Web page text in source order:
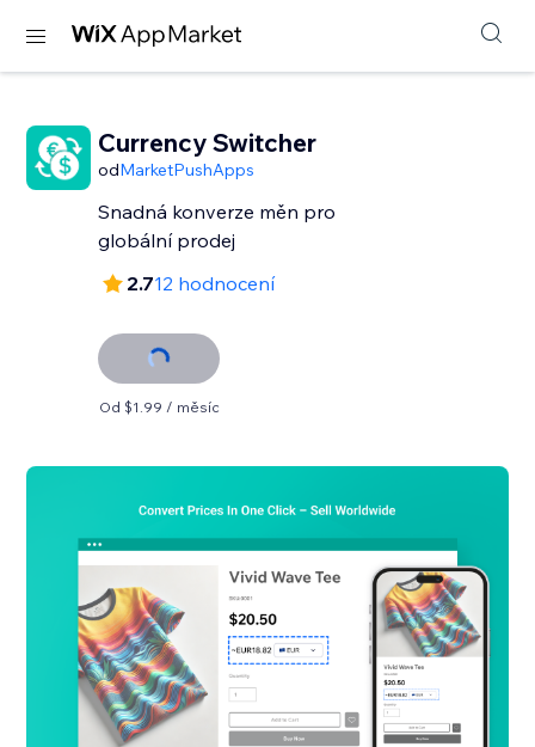
Currency Switcher
odMarketPushApps
Snadná konverze měn pro
globální prodej
2.712 hodnocení
Od $1.99 / měsíc